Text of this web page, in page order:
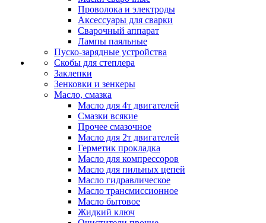
Проволока и электроды
Аксессуары для сварки
Сварочный аппарат
Лампы паяльные
Пуско-зарядные устройства
Скобы для степлера
Заклепки
Зенковки и зенкеры
Масло, смазка
Масло для 4т двигателей
Смазки всякие
Прочее смазочное
Масло для 2т двигателей
Герметик прокладка
Масло для компрессоров
Масло для пильных цепей
Масло гидравлическое
Масло трансмиссионное
Масло бытовое
Жидкий ключ